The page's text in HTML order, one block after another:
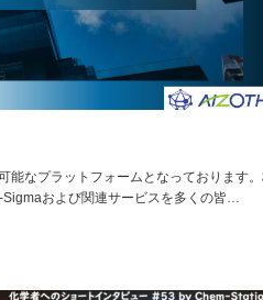
能なプラットフォームとなっております
および関連サービスを多くの皆…